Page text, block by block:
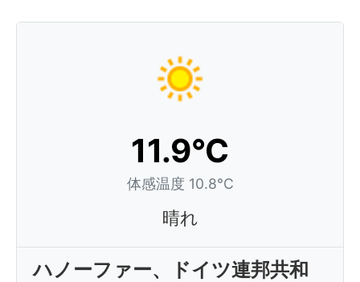
11.9°C
体感温度 10.8°C
晴れ
ハノーファー、ドイツ連邦共和